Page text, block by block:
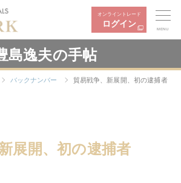
オンライントレード
ログイン
MENU
島逸夫の手帖
バックナンバー 貿易戦争、新展開、初の逮捕者
展開、初の逮捕者